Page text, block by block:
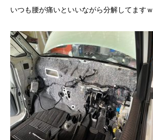
いつも腰が痛いといいながら分解してますｗ